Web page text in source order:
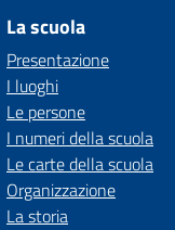
La scuola
Presentazione
I luoghi
Le persone
I numeri della scuola
Le carte della scuola
Organizzazione
La storia